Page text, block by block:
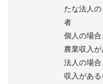
たな法人
者
個人の場
農業収入
法人の場
収入がある